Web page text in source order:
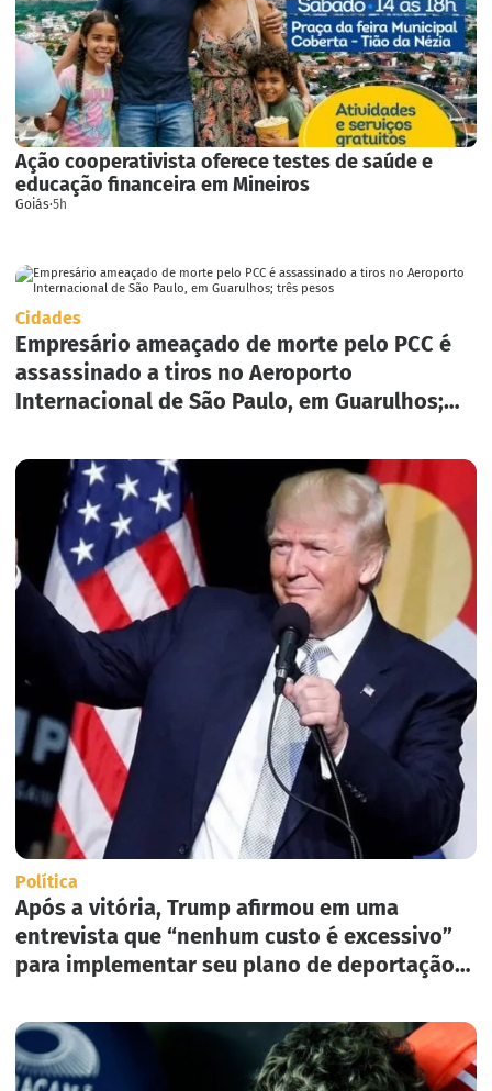
Ação cooperativista oferece testes de saúde e
educação financeira em Mineiros
Goiás·5h
Cidades
Empresário ameaçado de morte pelo PCC é
assassinado a tiros no Aeroporto
Internacional de São Paulo, em Guarulhos;
Política
Após a vitória, Trump afirmou em uma
entrevista que “nenhum custo é excessivo”
para implementar seu plano de deportação